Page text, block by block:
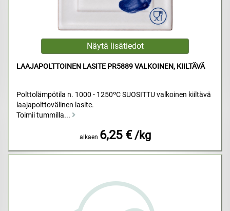
LAAJAPOLTTOINEN LASITE PR5889 VALKOINEN, KIILTÄVÄ
Polttolämpötila n. 1000 - 1250ºC SUOSITTU valkoinen kiiltävä
laajapolttovälinen lasite.
Toimii tummilla...
alkaen 6,25 € /kg